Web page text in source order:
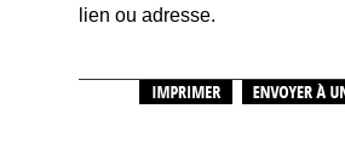
lien ou adresse.